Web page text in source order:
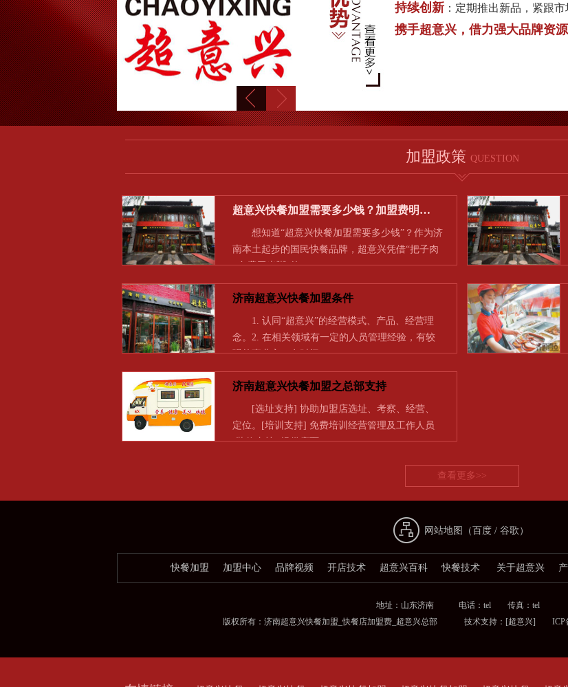
持续创新 ：定期推出新品，紧跟
携手超意兴，借力强大品牌资
加盟政策 QUESTION
超意兴快餐加盟需要多少钱？加盟费明…
想知道“超意兴快餐加盟需要多少钱”？作为济
南本土起步的国民快餐品牌，超意兴凭借“把子肉
+免费玉米粥”的…
济南超意兴快餐加盟条件
1. 认同“超意兴”的经营模式、产品、经营理
念。2. 在相关领域有一定的人员管理经验，有较
强的事业心，有时间…
济南超意兴快餐加盟之总部支持
[选址支持] 协助加盟店选址、考察、经营、
定位。[培训支持] 免费培训经营管理及工作人员
[装修支持] 提供店面…
查看更多>>
网站地图（ 百度 / 谷歌 ）
快餐加盟 加盟中心 品牌视频 开店技术 超意兴百科 快餐技术 关于超意兴
地址：山东济南 电话：tel 传真：tel
版权所有：济南超意兴快餐加盟_快餐店加盟费_超意兴总部 技术支持： [超意兴] ICP备